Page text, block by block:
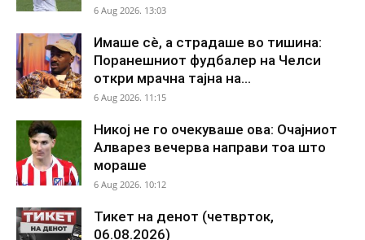
6 Aug 2026. 13:03
Имаше сè, а страдаше во тишина:
Поранешниот фудбалер на Челси
откри мрачна тајна на...
6 Aug 2026. 11:15
Никој не го очекуваше ова: Очајниот
Алварез вечерва направи тоа што
мораше
6 Aug 2026. 10:12
Тикет на денот (четврток,
06.08.2026)